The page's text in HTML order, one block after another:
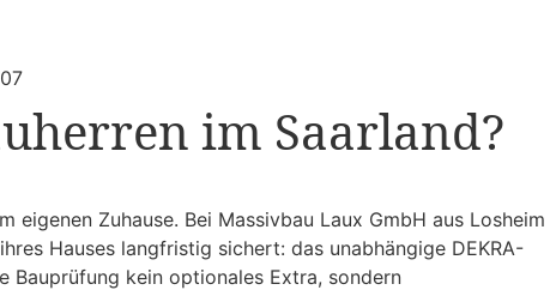
im Saarland?
Zuhause. Bei Massivbau Laux GmbH aus Losheim
Hauses langfristig sichert: das unabhängige DEKRA-
Bauprüfung kein optionales Extra, sondern